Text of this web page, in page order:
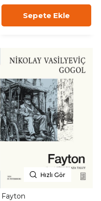
Sepete Ekle
Hızlı Gör
Fayton